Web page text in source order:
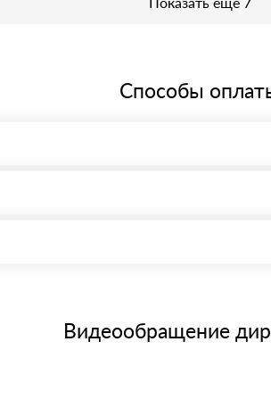
Способы
банковским картам
Видеообращение